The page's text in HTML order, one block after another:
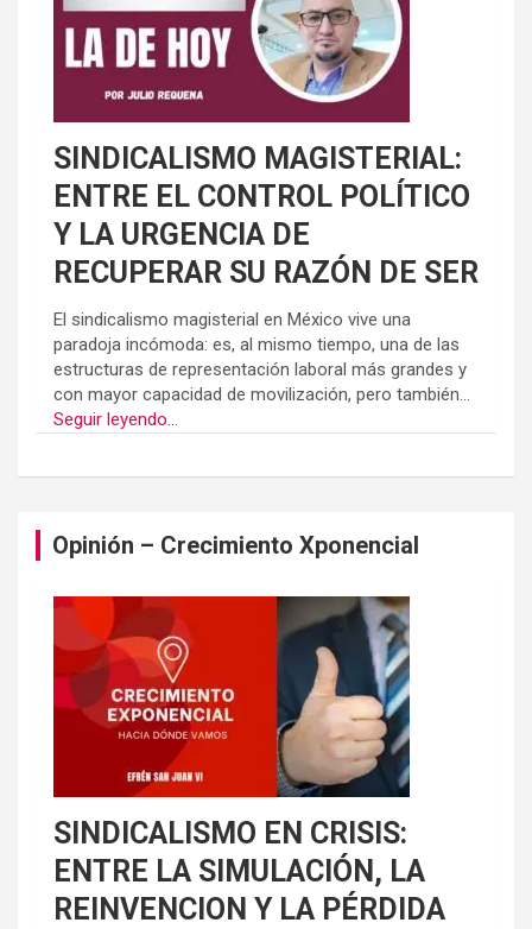
SINDICALISMO MAGISTERIAL:
ENTRE EL CONTROL POLÍTICO
Y LA URGENCIA DE
RECUPERAR SU RAZÓN DE SER
El sindicalismo magisterial en México vive una
paradoja incómoda: es, al mismo tiempo, una de las
estructuras de representación laboral más grandes y
con mayor capacidad de movilización, pero también...
Seguir leyendo...
Opinión – Crecimiento Xponencial
SINDICALISMO EN CRISIS:
ENTRE LA SIMULACIÓN, LA
REINVENCION Y LA PÉRDIDA